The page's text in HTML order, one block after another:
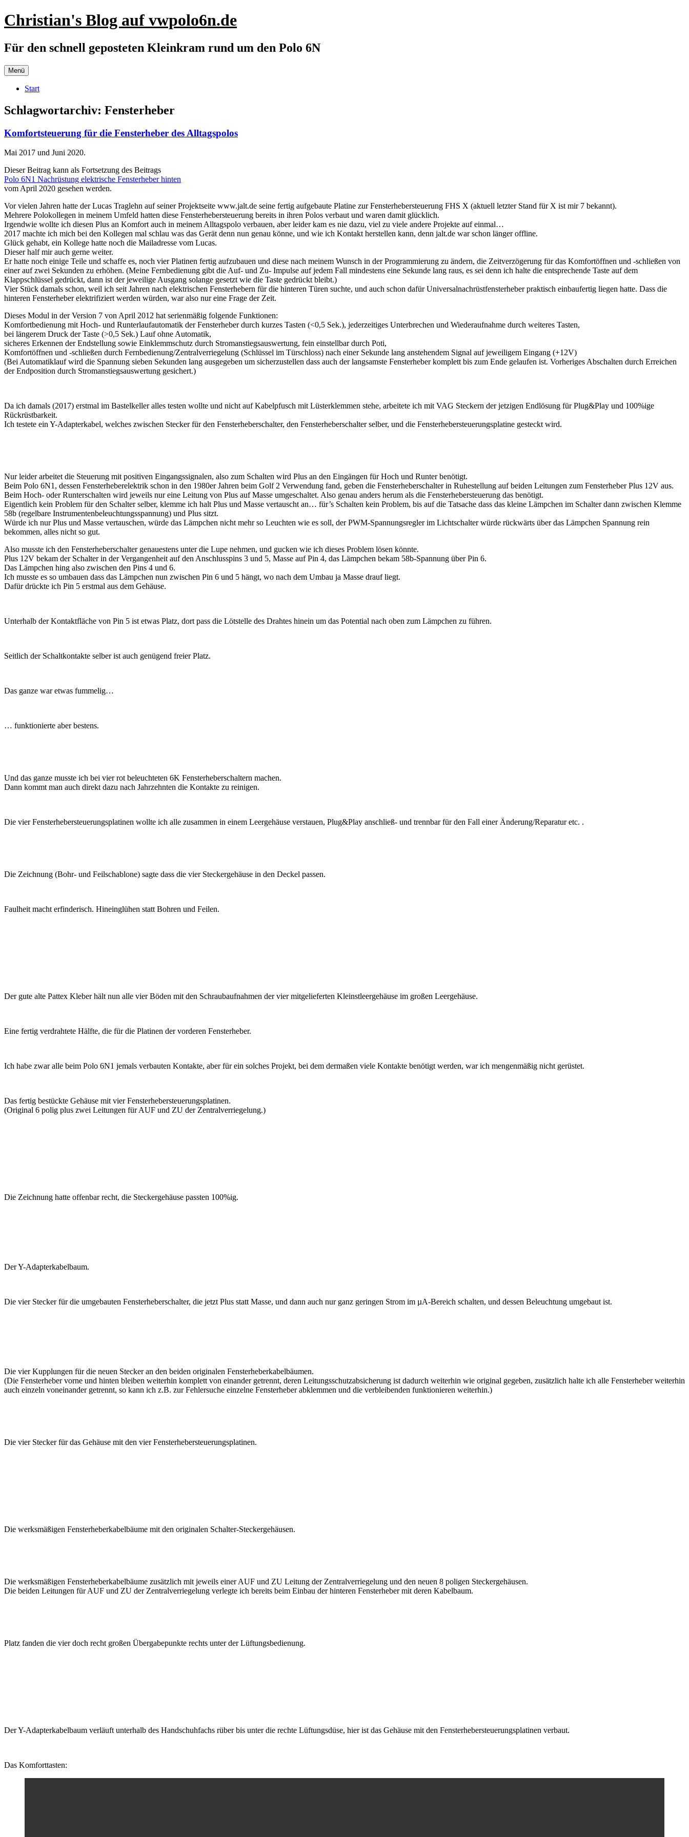
Zum
Inhalt
Christian's Blog auf vwpolo6n.de
Für den schnell geposteten Kleinkram rund um den Polo 6N
Menü
Start
Schlagwortarchiv: Fensterheber
Komfortsteuerung für die Fensterheber des Alltagspolos
Mai 2017 und Juni 2020.
Dieser Beitrag kann als Fortsetzung des Beitrags
Polo 6N1 Nachrüstung elektrische Fensterheber hinten
vom April 2020 gesehen werden.
Vor vielen Jahren hatte der Lucas Traglehn auf seiner Projektseite www.jalt.de seine fertig aufgebaute Platine zur Fensterhebersteuerung FHS X (aktuell letzter Stand für X ist mir 7 bekannt).
Mehrere Polokollegen in meinem Umfeld hatten diese Fensterhebersteuerung bereits in ihren Polos verbaut und waren damit glücklich.
Irgendwie wollte ich diesen Plus an Komfort auch in meinem Alltagspolo verbauen, aber leider kam es nie dazu, viel zu viele andere Projekte auf einmal…
2017 machte ich mich bei den Kollegen mal schlau was das Gerät denn nun genau könne, und wie ich Kontakt herstellen kann, denn jalt.de war schon länger offline.
Glück gehabt, ein Kollege hatte noch die Mailadresse vom Lucas.
Dieser half mir auch gerne weiter.
Er hatte noch einige Teile und schaffe es, noch vier Platinen fertig aufzubauen und diese nach meinem Wunsch in der Programmierung zu ändern, die Zeitverzögerung für das Komfortöffnen und -schließen von
einer auf zwei Sekunden zu erhöhen. (Meine Fernbedienung gibt die Auf- und Zu- Impulse auf jedem Fall mindestens eine Sekunde lang raus, es sei denn ich halte die entsprechende Taste auf dem
Klappschlüssel gedrückt, dann ist der jeweilige Ausgang solange gesetzt wie die Taste gedrückt bleibt.)
Vier Stück damals schon, weil ich seit Jahren nach elektrischen Fensterhebern für die hinteren Türen suchte, und auch schon dafür Universalnachrüstfensterheber praktisch einbaufertig liegen hatte. Dass die
hinteren Fensterheber elektrifiziert werden würden, war also nur eine Frage der Zeit.
Dieses Modul in der Version 7 von April 2012 hat serienmäßig folgende Funktionen:
Komfortbedienung mit Hoch- und Runterlaufautomatik der Fensterheber durch kurzes Tasten (<0,5 Sek.), jederzeitiges Unterbrechen und Wiederaufnahme durch weiteres Tasten,
bei längerem Druck der Taste (>0,5 Sek.) Lauf ohne Automatik,
sicheres Erkennen der Endstellung sowie Einklemmschutz durch Stromanstiegsauswertung, fein einstellbar durch Poti,
Komfortöffnen und -schließen durch Fernbedienung/Zentralverriegelung (Schlüssel im Türschloss) nach einer Sekunde lang anstehendem Signal auf jeweiligem Eingang (+12V)
(Bei Automatiklauf wird die Spannung sieben Sekunden lang ausgegeben um sicherzustellen dass auch der langsamste Fensterheber komplett bis zum Ende gelaufen ist. Vorheriges Abschalten durch Erreichen
der Endposition durch Stromanstiegsauswertung gesichert.)
Da ich damals (2017) erstmal im Bastelkeller alles testen wollte und nicht auf Kabelpfusch mit Lüsterklemmen stehe, arbeitete ich mit VAG Steckern der jetzigen Endlösung für Plug&Play und 100%ige
Rückrüstbarkeit.
Ich testete ein Y-Adapterkabel, welches zwischen Stecker für den Fensterheberschalter, den Fensterheberschalter selber, und die Fensterhebersteuerungsplatine gesteckt wird.
Nur leider arbeitet die Steuerung mit positiven Eingangssignalen, also zum Schalten wird Plus an den Eingängen für Hoch und Runter benötigt.
Beim Polo 6N1, dessen Fensterheberelektrik schon in den 1980er Jahren beim Golf 2 Verwendung fand, geben die Fensterheberschalter in Ruhestellung auf beiden Leitungen zum Fensterheber Plus 12V aus.
Beim Hoch- oder Runterschalten wird jeweils nur eine Leitung von Plus auf Masse umgeschaltet. Also genau anders herum als die Fensterhebersteuerung das benötigt.
Eigentlich kein Problem für den Schalter selber, klemme ich halt Plus und Masse vertauscht an… für’s Schalten kein Problem, bis auf die Tatsache dass das kleine Lämpchen im Schalter dann zwischen Klemme
58b (regelbare Instrumentenbeleuchtungsspannung) und Plus sitzt.
Würde ich nur Plus und Masse vertauschen, würde das Lämpchen nicht mehr so Leuchten wie es soll, der PWM-Spannungsregler im Lichtschalter würde rückwärts über das Lämpchen Spannung rein
bekommen, alles nicht so gut.
Also musste ich den Fensterheberschalter genauestens unter die Lupe nehmen, und gucken wie ich dieses Problem lösen könnte.
Plus 12V bekam der Schalter in der Vergangenheit auf den Anschlusspins 3 und 5, Masse auf Pin 4, das Lämpchen bekam 58b-Spannung über Pin 6.
Das Lämpchen hing also zwischen den Pins 4 und 6.
Ich musste es so umbauen dass das Lämpchen nun zwischen Pin 6 und 5 hängt, wo nach dem Umbau ja Masse drauf liegt.
Dafür drückte ich Pin 5 erstmal aus dem Gehäuse.
Unterhalb der Kontaktfläche von Pin 5 ist etwas Platz, dort pass die Lötstelle des Drahtes hinein um das Potential nach oben zum Lämpchen zu führen.
Seitlich der Schaltkontakte selber ist auch genügend freier Platz.
Das ganze war etwas fummelig…
… funktionierte aber bestens.
Und das ganze musste ich bei vier rot beleuchteten 6K Fensterheberschaltern machen.
Dann kommt man auch direkt dazu nach Jahrzehnten die Kontakte zu reinigen.
Die vier Fensterhebersteuerungsplatinen wollte ich alle zusammen in einem Leergehäuse verstauen, Plug&Play anschließ- und trennbar für den Fall einer Änderung/Reparatur etc. .
Die Zeichnung (Bohr- und Feilschablone) sagte dass die vier Steckergehäuse in den Deckel passen.
Faulheit macht erfinderisch. Hineinglühen statt Bohren und Feilen.
Der gute alte Pattex Kleber hält nun alle vier Böden mit den Schraubaufnahmen der vier mitgelieferten Kleinstleergehäuse im großen Leergehäuse.
Eine fertig verdrahtete Hälfte, die für die Platinen der vorderen Fensterheber.
Ich habe zwar alle beim Polo 6N1 jemals verbauten Kontakte, aber für ein solches Projekt, bei dem dermaßen viele Kontakte benötigt werden, war ich mengenmäßig nicht gerüstet.
Das fertig bestückte Gehäuse mit vier Fensterhebersteuerungsplatinen.
(Original 6 polig plus zwei Leitungen für AUF und ZU der Zentralverriegelung.)
Die Zeichnung hatte offenbar recht, die Steckergehäuse passten 100%ig.
Der Y-Adapterkabelbaum.
Die vier Stecker für die umgebauten Fensterheberschalter, die jetzt Plus statt Masse, und dann auch nur ganz geringen Strom im µA-Bereich schalten, und dessen Beleuchtung umgebaut ist.
Die vier Kupplungen für die neuen Stecker an den beiden originalen Fensterheberkabelbäumen.
(Die Fensterheber vorne und hinten bleiben weiterhin komplett von einander getrennt, deren Leitungsschutzabsicherung ist dadurch weiterhin wie original gegeben, zusätzlich halte ich alle Fensterheber weiterhin
auch einzeln voneinander getrennt, so kann ich z.B. zur Fehlersuche einzelne Fensterheber abklemmen und die verbleibenden funktionieren weiterhin.)
Die vier Stecker für das Gehäuse mit den vier Fensterhebersteuerungsplatinen.
Die werksmäßigen Fensterheberkabelbäume mit den originalen Schalter-Steckergehäusen.
Die werksmäßigen Fensterheberkabelbäume zusätzlich mit jeweils einer AUF und ZU Leitung der Zentralverriegelung und den neuen 8 poligen Steckergehäusen.
Die beiden Leitungen für AUF und ZU der Zentralverriegelung verlegte ich bereits beim Einbau der hinteren Fensterheber mit deren Kabelbaum.
Platz fanden die vier doch recht großen Übergabepunkte rechts unter der Lüftungsbedienung.
Der Y-Adapterkabelbaum verläuft unterhalb des Handschuhfachs rüber bis unter die rechte Lüftungsdüse, hier ist das Gehäuse mit den Fensterhebersteuerungsplatinen verbaut.
Das Komforttasten: